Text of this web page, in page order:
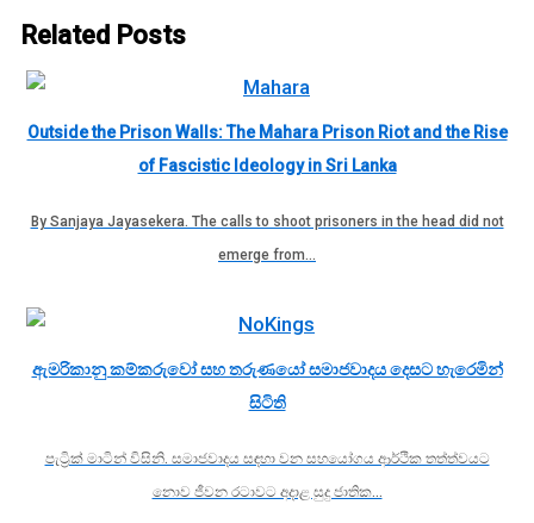
Related Posts
Outside the Prison Walls: The Mahara Prison Riot and the Rise
of Fascistic Ideology in Sri Lanka
By Sanjaya Jayasekera. The calls to shoot prisoners in the head did not
emerge from…
ඇමරිකානු කම්කරුවෝ සහ තරුණයෝ සමාජවාදය දෙසට හැරෙමින්
සිටිති
පැට්‍රික් මාටින් විසිනි. සමාජවාදය සඳහා වන සහයෝගය ආර්ථික තත්ත්වයට
නොව ජීවන රටාවට අදාළ සුදු ජාතික…